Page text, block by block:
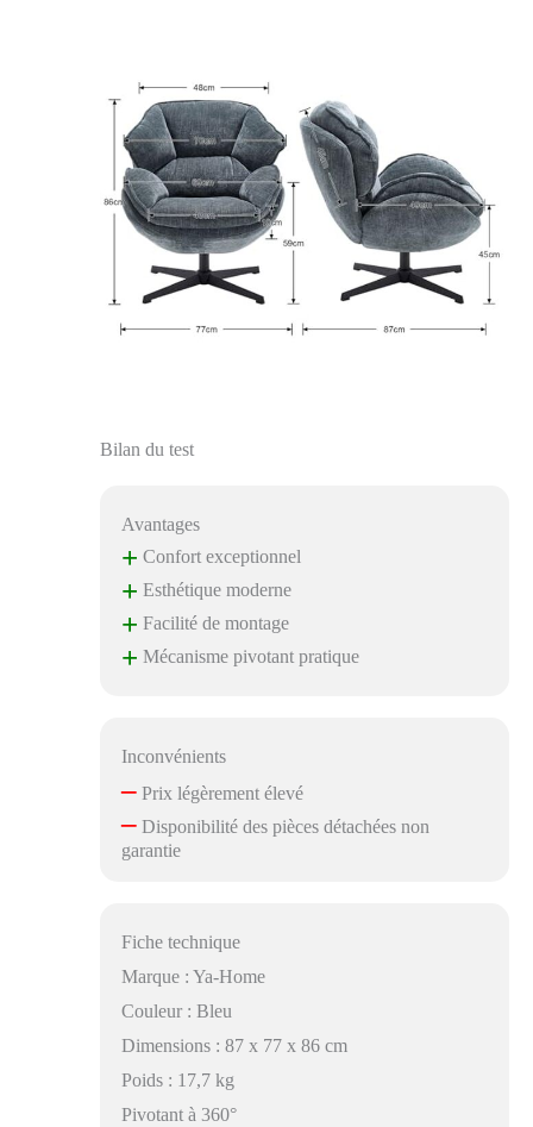
Bilan du test
Avantages
+ Confort exceptionnel
+ Esthétique moderne
+ Facilité de montage
+ Mécanisme pivotant pratique
Inconvénients
–Prix légèrement élevé
–Disponibilité des pièces détachées non
garantie
Fiche technique
Marque : Ya-Home
Couleur : Bleu
Dimensions : 87 x 77 x 86 cm
Poids : 17,7 kg
Pivotant à 360°